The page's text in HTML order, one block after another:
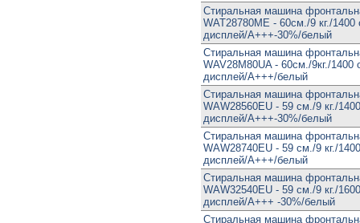
Стиральная машина
WAT28780ME - 60см./9 кг./1400
дисплей/A+++-30%/белый
Стиральная машина
WAV28M80UA - 60см./9кг./1400
дисплей/A+++/белый
Стиральная машина
WAW28560EU - 59 см./9 кг./
дисплей/A+++-30%/белый
Стиральная машина
WAW28740EU - 59 см./9 кг./
дисплей/A+++/белый
Стиральная машина
WAW32540EU - 59 см./9 кг./
дисплей/A+++ -30%/белый
Стиральная машина